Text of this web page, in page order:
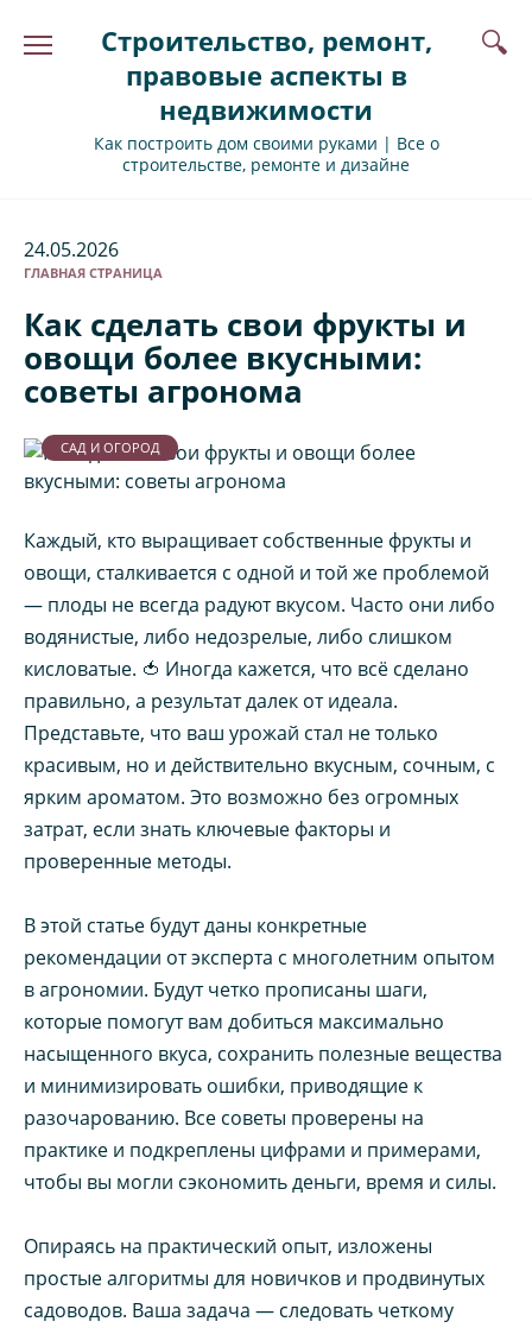
Строительство, ремонт,
правовые аспекты в
недвижимости
Как построить дом своими руками | Все о
строительстве, ремонте и дизайне
24.05.2026
ГЛАВНАЯ СТРАНИЦА
Как сделать свои фрукты и
овощи более вкусными:
советы агронома
САД И ОГОРОД
Каждый, кто выращивает собственные фрукты и
овощи, сталкивается с одной и той же проблемой
— плоды не всегда радуют вкусом. Часто они либо
водянистые, либо недозрелые, либо слишком
кисловатые. 🍅 Иногда кажется, что всё сделано
правильно, а результат далек от идеала.
Представьте, что ваш урожай стал не только
красивым, но и действительно вкусным, сочным, с
ярким ароматом. Это возможно без огромных
затрат, если знать ключевые факторы и
проверенные методы.
В этой статье будут даны конкретные
рекомендации от эксперта с многолетним опытом
в агрономии. Будут четко прописаны шаги,
которые помогут вам добиться максимально
насыщенного вкуса, сохранить полезные вещества
и минимизировать ошибки, приводящие к
разочарованию. Все советы проверены на
практике и подкреплены цифрами и примерами,
чтобы вы могли сэкономить деньги, время и силы.
Опираясь на практический опыт, изложены
простые алгоритмы для новичков и продвинутых
садоводов. Ваша задача — следовать четкому